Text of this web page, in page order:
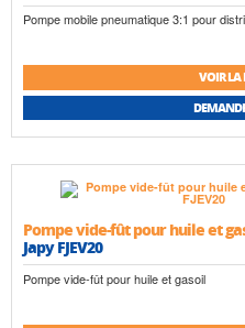
Pompe mobile pneumatique 3:1 pour
VOIR LA
Pompe vide-fût pour huile et
Japy FJEV20
Pompe vide-fût pour huile et gasoil